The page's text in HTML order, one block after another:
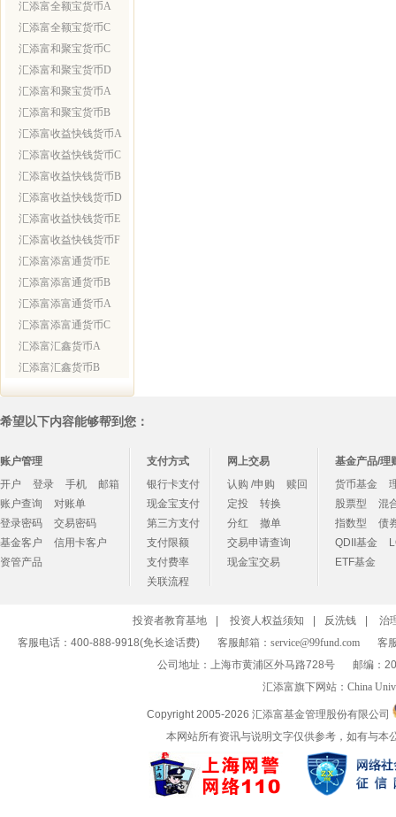
汇添富全额宝货币A
汇添富全额宝货币C
汇添富和聚宝货币C
汇添富和聚宝货币D
汇添富和聚宝货币A
汇添富和聚宝货币B
汇添富收益快钱货币A
汇添富收益快钱货币C
汇添富收益快钱货币B
汇添富收益快钱货币D
汇添富收益快钱货币E
汇添富收益快钱货币F
汇添富添富通货币E
汇添富添富通货币B
汇添富添富通货币A
汇添富添富通货币C
汇添富汇鑫货币A
汇添富汇鑫货币B
希望以下内容能够帮到您：
账户管理
开户
登录 手机
邮箱
账户查询
对账单
登录密码
交易密码
基金客户
信用卡客户
资管产品
支付方式
银行卡支付
现金宝支付
第三方支付
支付限额
支付费率
关联流程
网上交易
认购 /申购
赎回
定投
转换
分红
撤单
交易申请查询
现金宝交易
基金产品/理
货币基金
股票型
混
指数型
债
QDII基金
ETF基金
投资者教育基地 投资人权益须知 反洗钱
治
客服电话：400-888-9918(免长途话费)
客服邮箱： service@99fund.com
客
公司地址：上海市黄浦区外马路728号
邮编：
汇添富旗下网站： China
Copyright 2005-2026 汇添富基金管理股份有限公司
本网站所有资讯与说明文字仅供参考，如有与本